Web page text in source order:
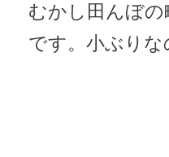
むかし田んぼ
です。小ぶり